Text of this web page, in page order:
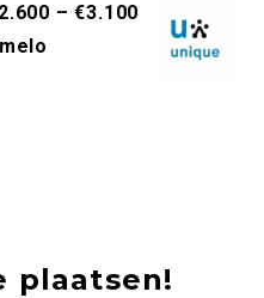
– €3.100
plaatsen!